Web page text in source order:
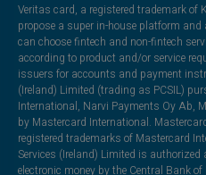
Veritas card, a registered trademark
propose a super in-house platform
can choose fintech and non-fintech
according to product and/or service
issuers for accounts and payment
(Ireland) Limited (trading as PCSIL)
International, Narvi Payments Oy Ab,
by Mastercard International.
registered trademarks of Mastercard
Services (Ireland) Limited is
electronic money by the Central Bank